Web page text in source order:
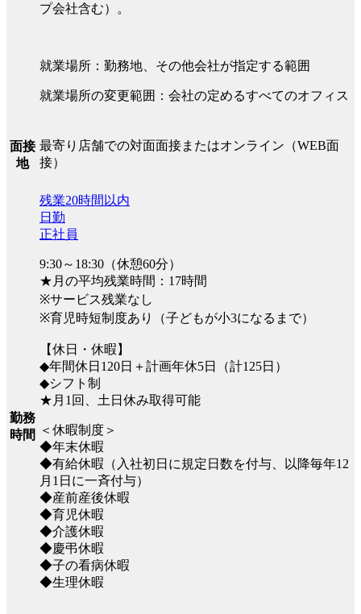
プ会社含む）。
就業場所：勤務地、その他会社が指定する範囲
就業場所の変更範囲：会社の定めるすべてのオフィス
面接
地
最寄り店舗での対面面接またはオンライン（WEB面
接）
勤務
時間
残業20時間以内
日勤
正社員
9:30～18:30（休憩60分）
★月の平均残業時間：17時間
※サービス残業なし
※育児時短制度あり（子どもが小3になるまで）
【休日・休暇】
◆年間休日120日＋計画年休5日（計125日）
◆シフト制
★月1回、土日休み取得可能
＜休暇制度＞
◆年末休暇
◆有給休暇（入社初日に規定日数を付与、以降毎年12
月1日に一斉付与）
◆産前産後休暇
◆育児休暇
◆介護休暇
◆慶弔休暇
◆子の看病休暇
◆生理休暇